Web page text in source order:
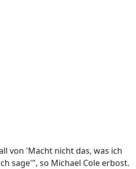
von 'Macht nicht das, was ich
sage'", so Michael Cole erbost.